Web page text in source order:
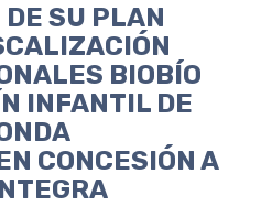
DE SU PLAN
BIOBÍO
INFANTIL DE
CONCESIÓN A